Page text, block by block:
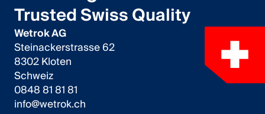
Trusted Swiss Quality
Wetrok AG
Steinackerstrasse 62
8302 Kloten
Schweiz
0848 81 81 81
info@wetrok.ch